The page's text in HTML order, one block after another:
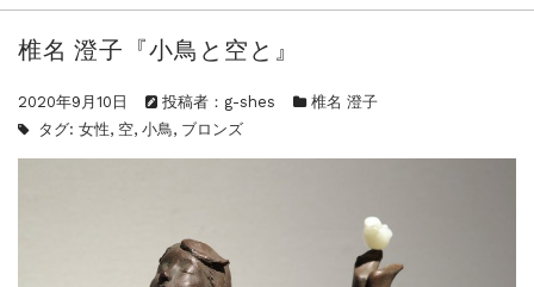
ご案内
2026.2.17
ご案内 2023.4.25
心のふるさとー安田侃彫刻講演「アルテピア...
椎名 澄子『小鳥と空と』
2020年9月10日 投稿者：g-shes
椎名 澄子
タグ: 女性, 空, 小鳥, ブロンズ